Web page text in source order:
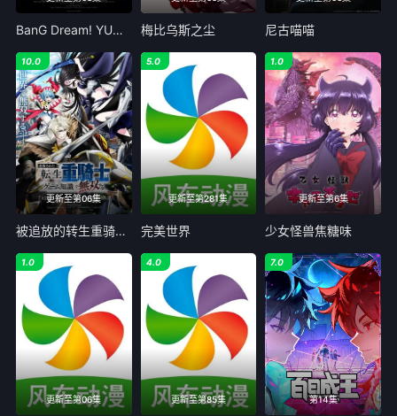
BanG Dream! YUME∞MITA 梅比乌斯之尘 尼古喵喵
更新至第06集
10.0
被追放的转生重骑士用游戏知识开无双
更新至第281集
5.0
完美世界
更新至第6集
1.0
少女怪兽焦糖味
更新至第06集
1.0
更新至第85集
4.0
第14集
7.0